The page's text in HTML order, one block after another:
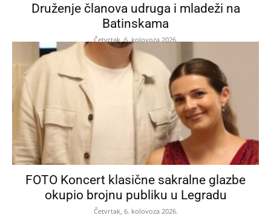
Druženje članova udruga i mladeži na
Batinskama
Četvrtak, 6. kolovoza 2026.
FOTO Koncert klasične sakralne glazbe
okupio brojnu publiku u Legradu
Četvrtak, 6. kolovoza 2026.